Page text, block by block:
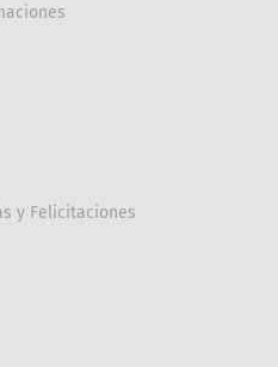
y Felicitaciones